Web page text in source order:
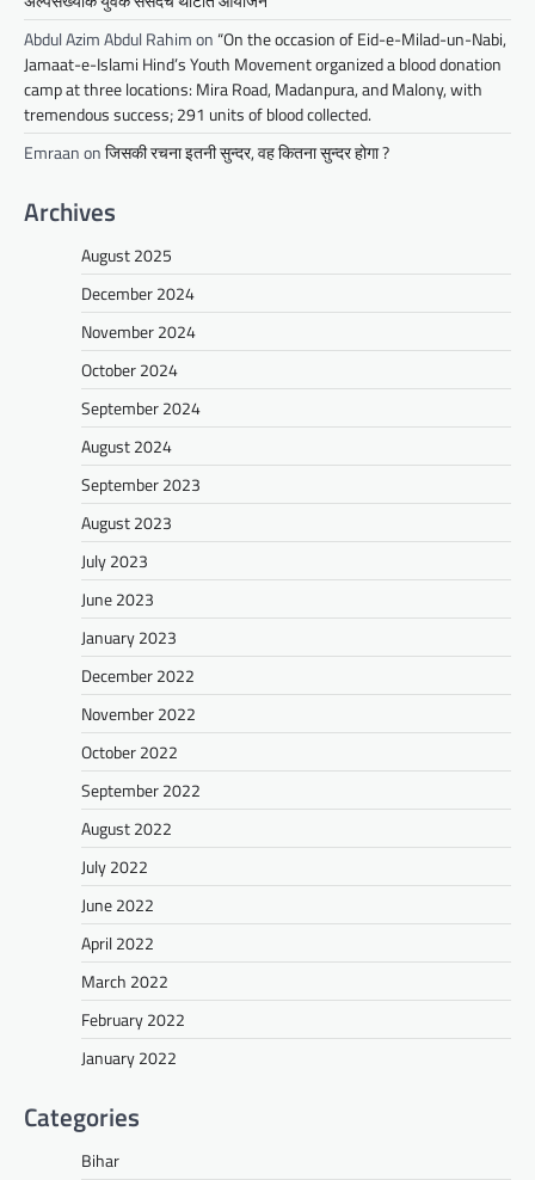
Abdul Azim Abdul Rahimon “On the occasion of Eid-e-Milad-un-Nabi,
Jamaat-e-Islami Hind’s Youth Movement organized a blood donation
camp at three locations: Mira Road, Madanpura, and Malony, with
tremendous success; 291 units of blood collected.
Emraanonजिसकी रचना इतनी सुन्दर, वह कितना सुन्दर होगा ?
Archives
August 2025
December 2024
November 2024
October 2024
September 2024
August 2024
September 2023
August 2023
July 2023
June 2023
January 2023
December 2022
November 2022
October 2022
September 2022
August 2022
July 2022
June 2022
April 2022
March 2022
February 2022
January 2022
Categories
Bihar